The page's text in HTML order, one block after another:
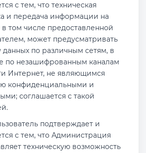
с тем, что техническая
и передача информации на
том числе предоставленной
может предусматривать
данных по различным сетям, в
по незашифрованным каналам
Интернет, не являющимся
конфиденциальными и
соглашается с такой
подтверждает и
с тем, что Администрация
техническую возможность